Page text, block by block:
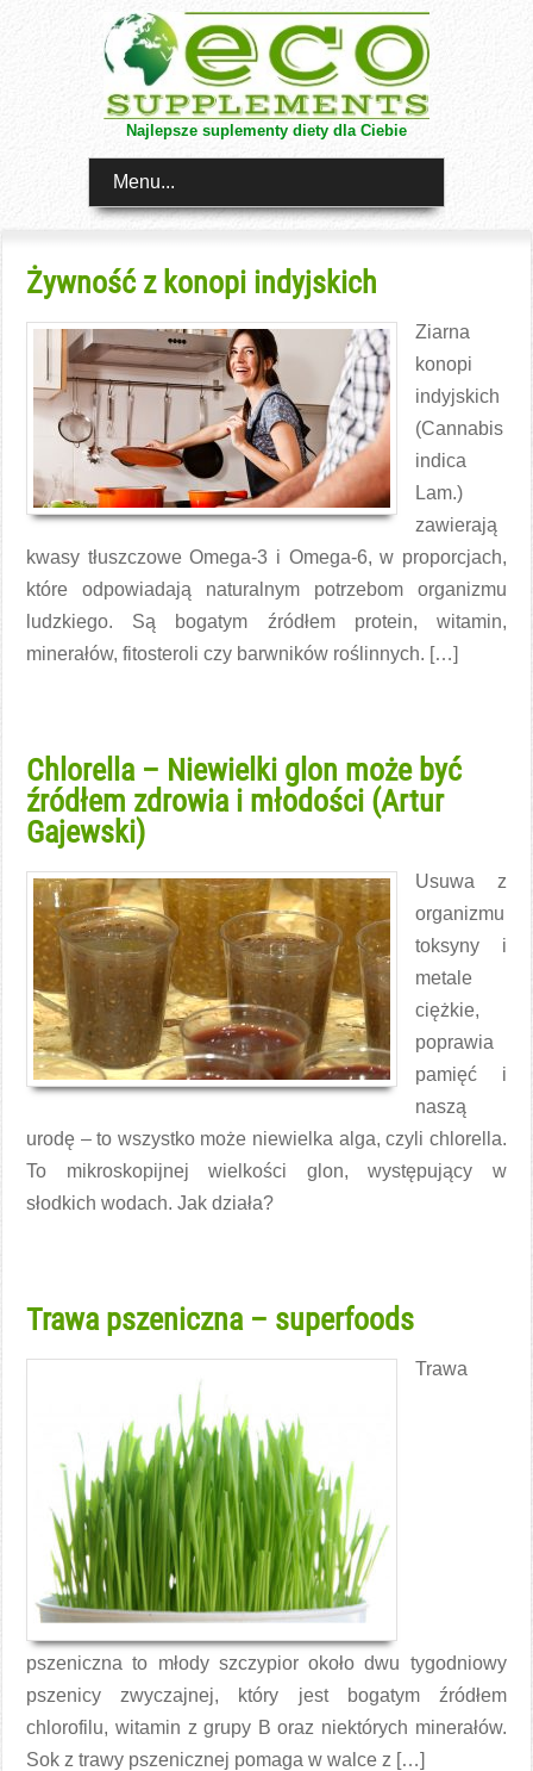
Najlepsze suplementy diety dla Ciebie
Menu...
Żywność z konopi indyjskich
Ziarna
konopi
indyjskich
(Cannabis
indica
Lam.)
zawierają
kwasy tłuszczowe Omega-3 i Omega-6, w proporcjach,
które odpowiadają naturalnym potrzebom organizmu
ludzkiego. Są bogatym źródłem protein, witamin,
minerałów, fitosteroli czy barwników roślinnych. […]
Chlorella – Niewielki glon może być
źródłem zdrowia i młodości (Artur
Gajewski)
Usuwa z
organizmu
toksyny i
metale
ciężkie,
poprawia
pamięć i
naszą
urodę – to wszystko może niewielka alga, czyli chlorella.
To mikroskopijnej wielkości glon, występujący w
słodkich wodach. Jak działa?
Trawa pszeniczna – superfoods
Trawa
pszeniczna to młody szczypior około dwu tygodniowy
pszenicy zwyczajnej, który jest bogatym źródłem
chlorofilu, witamin z grupy B oraz niektórych minerałów.
Sok z trawy pszenicznej pomaga w walce z […]